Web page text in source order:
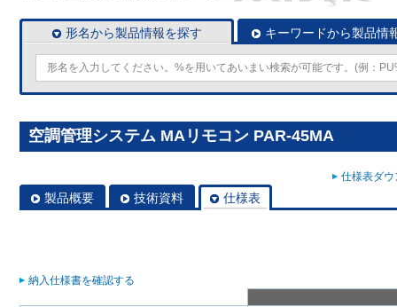
形名から製品情報を探す キーワードから製品情
空調管理システム MAリモコン PAR-45MA
仕様表ダ
製品概要 技術資料 仕様表
納入仕様書を確認する